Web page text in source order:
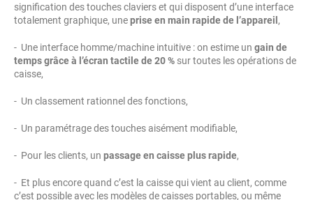
signification des touches claviers et qui disposent d’une interface
totalement graphique, uneprise en main rapide de l’appareil ,
- Une interface homme/machine intuitive : on estime un gain de
temps grâce à l’écran tactile de 20 % sur toutes les opérations de
caisse,
- Un classement rationnel des fonctions,
- Un paramétrage des touches aisément modifiable,
- Pour les clients, un passage en caisse plus rapide,
- Et plus encore quand c’est la caisse qui vient au client, comme
c’est possible avec les modèles de caisses portables, ou même